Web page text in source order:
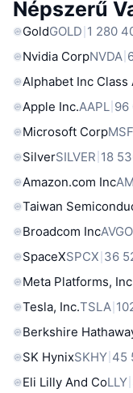
Népszerű
GoldGOLD 1 280
Nvidia CorpNVDA
Alphabet Inc Class
Apple Inc.AAPL 96
Microsoft Corp
SilverSILVER 18
Amazon.com Inc
Taiwan
Broadcom IncAVGO
SpaceXSPCX 36
Meta Platforms,
Tesla, Inc.TSLA
Berkshire
SK HynixSKHY 45
Eli Lilly And CoLLY